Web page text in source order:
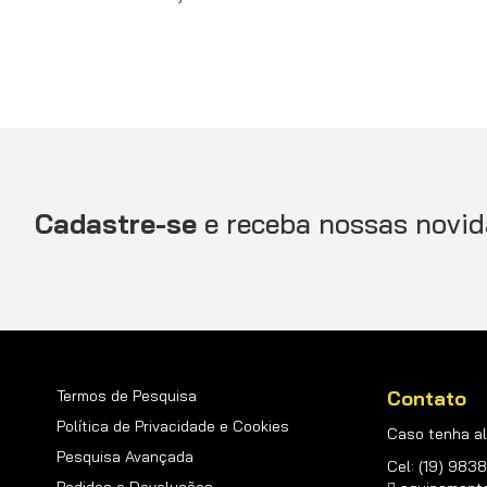
Cadastre-se e receba nossas
Termos de Pesquisa
Política de Privacidade e Cookies
Pesquisa Avançada
Contato
Caso tenha
Cel: (19)